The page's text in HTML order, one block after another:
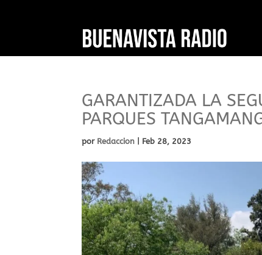
GARANTIZADA LA
PARQUES
por Redaccion Feb 28, 2023